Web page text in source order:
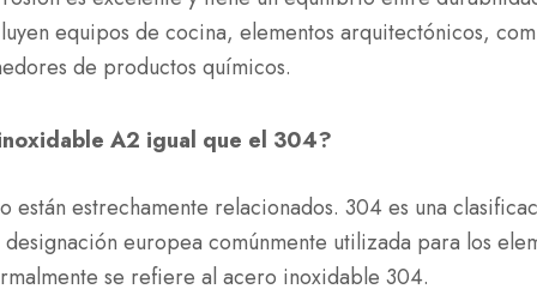
equipos de cocina, elementos arquitectónicos,
de productos químicos.
A2 igual que el 304?
están estrechamente relacionados. 304 es una
europea comúnmente utilizada para los
se refiere al acero inoxidable 304.